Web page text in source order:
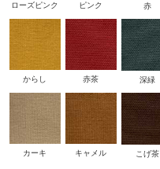
ローズピンク ピンク 赤
からし 赤茶 深緑
カーキ キャメル こげ茶